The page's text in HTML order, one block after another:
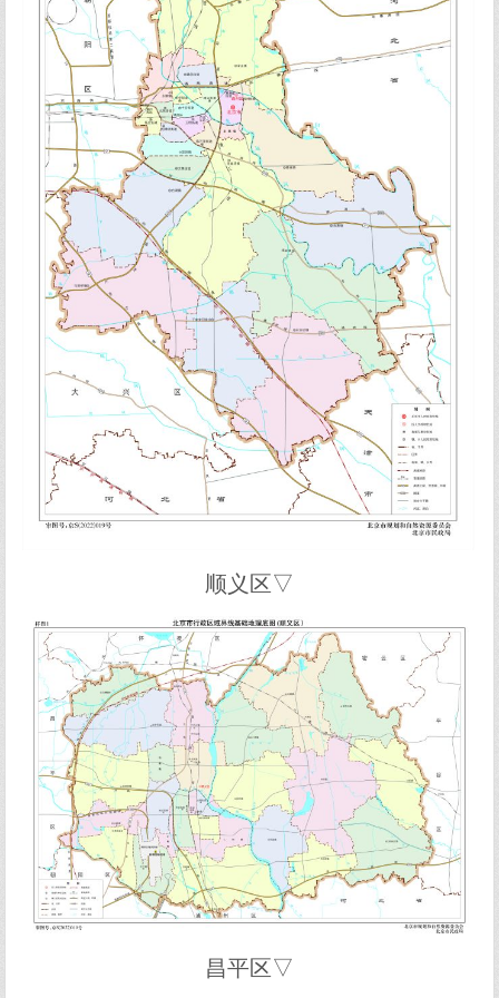
顺义区▽
昌平区▽